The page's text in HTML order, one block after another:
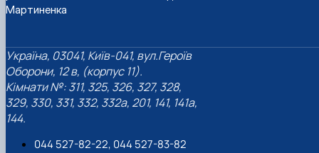
Мартиненка
Україна, 03041, Київ-041, вул.Героїв
Оборони, 12 в, (корпус 11).
Кімнати №: 311, 325, 326, 327, 328,
329, 330, 331, 332, 332а, 201, 141, 141а,
144.
044 527-82-22, 044 527-83-82